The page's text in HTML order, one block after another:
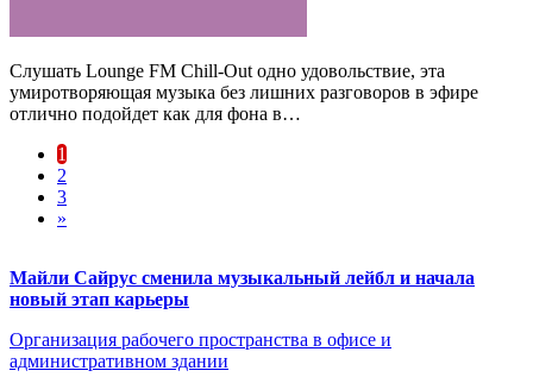
Слушать Lounge FM Chill-Out одно удовольствие, эта
умиротворяющая музыка без лишних разговоров в эфире
отлично подойдет как для фона в…
1
2
3
»
Майли Сайрус сменила музыкальный лейбл и начала
новый этап карьеры
Организация рабочего пространства в офисе и
административном здании